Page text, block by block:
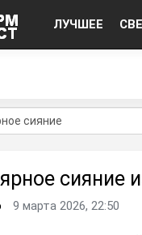
ЛУЧШЕЕ
сияние
9 марта 2026, 22:50